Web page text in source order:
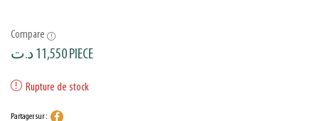
Compare
11,550د.ت PIECE
Rupture de stock
Partager sur :